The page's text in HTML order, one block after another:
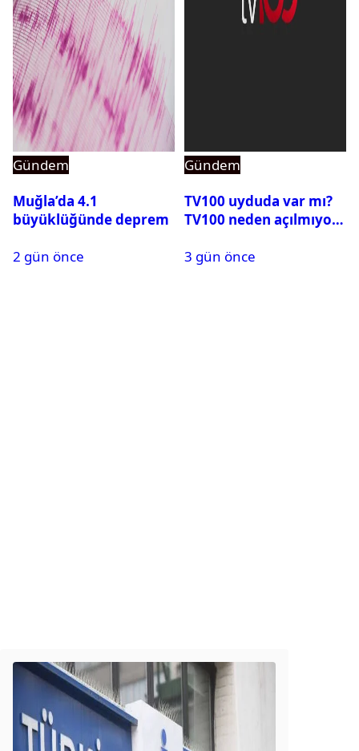
Gündem
Muğla’da 4.1
büyüklüğünde deprem
2 gün önce
Gündem
TV100 uyduda var mı?
TV100 neden açılmıyor?
3 gün önce